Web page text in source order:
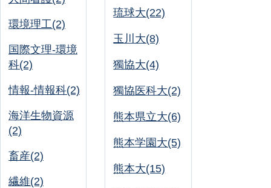
環境理工(2)
国際文理-環境
科(2)
情報-情報科(2)
海洋生物資源
(2)
畜産(2)
繊維(2)
琉球大(22)
玉川大(8)
獨協大(4)
獨協医科大(2)
熊本県立大(6)
熊本学園大(5)
熊本大(15)